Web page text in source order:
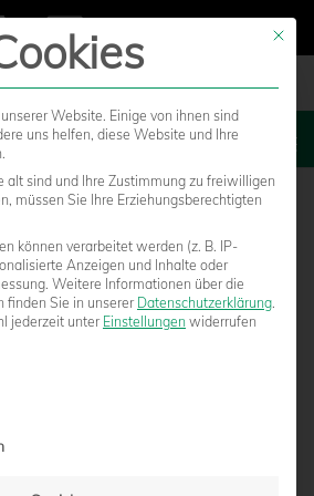
MENU
TORSCHÜTZE JULIAN
Mit
Website. Einige von ihnen sind
uns helfen, diese Website und Ihre
alt sind und Ihre Zustimmung zu freiwilligen
müssen Sie Ihre Erziehungsberechtigten
können verarbeitet werden (z. B. IP-
Anzeigen und Inhalte oder
Weitere Informationen über die
finden Sie in unserer Datenschutzerklärung.
jederzeit unter Einstellungen widerrufen
Service-Gruppen, für die eine